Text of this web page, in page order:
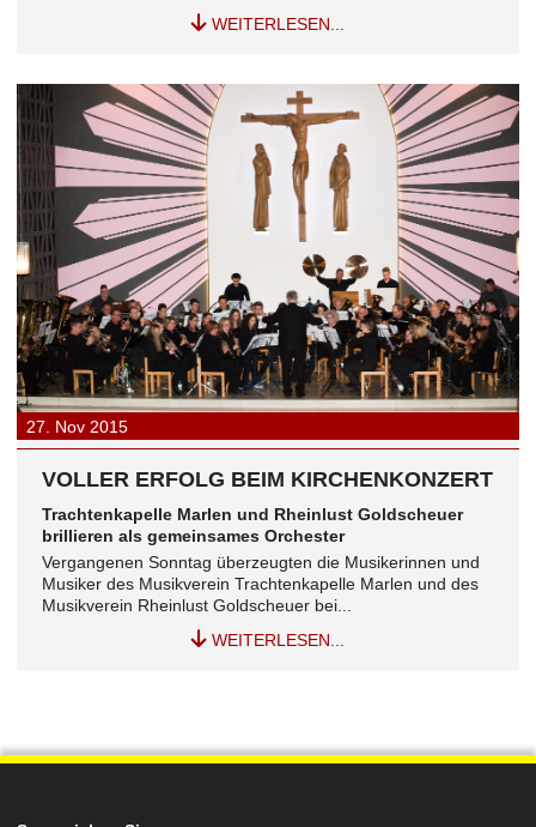
WEITERLESEN...
27. Nov 2015
VOLLER ERFOLG BEIM KIRCHENKONZERT
Trachtenkapelle Marlen und Rheinlust Goldscheuer
brillieren als gemeinsames Orchester
Vergangenen Sonntag überzeugten die Musikerinnen und
Musiker des Musikverein Trachtenkapelle Marlen und des
Musikverein Rheinlust Goldscheuer bei...
WEITERLESEN...